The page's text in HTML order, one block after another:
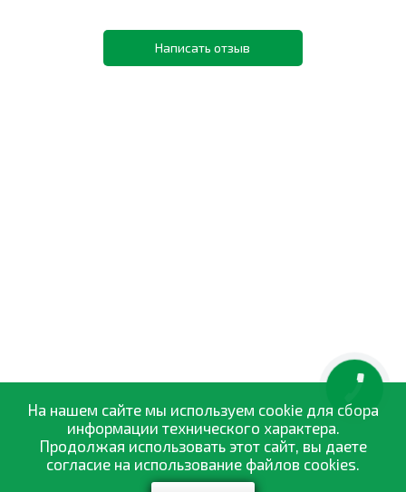
Написать отзыв
На нашем сайте мы используем cookie для сбора
информации технического характера.
Продолжая использовать этот сайт, вы даете
согласие на использование файлов cookies.